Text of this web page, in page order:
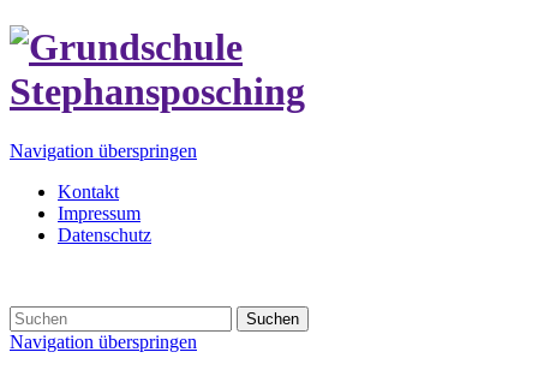
Navigation überspringen
Kontakt
Impressum
Datenschutz
Suchen
Navigation überspringen